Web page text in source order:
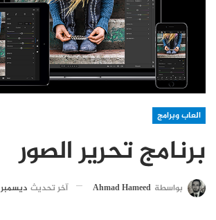
العاب وبرامج
برنامج تحرير الصور
بواسطة Ahmad Hameed آخر تحديث ديسمبر 13, 2020